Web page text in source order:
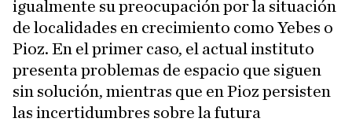
igualmente su preocupación por la situación
de localidades en crecimiento como Yebes o
Pioz. En el primer caso, el actual instituto
presenta problemas de espacio que siguen
sin solución, mientras que en Pioz persisten
las incertidumbres sobre la futura